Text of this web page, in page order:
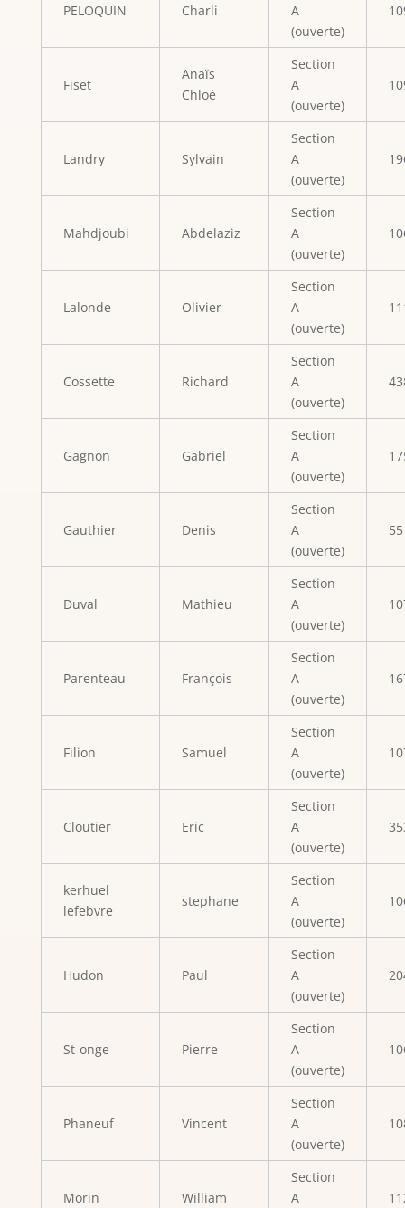
PELOQUIN Charli
A
(ouverte)
Fiset
Anaïs
Chloé
Section
A
(ouverte)
Landry Sylvain
Section
A
(ouverte)
Mahdjoubi Abdelaziz
Section
A
(ouverte)
Lalonde Olivier
Section
A
(ouverte)
Cossette Richard
Section
A
(ouverte)
Gagnon Gabriel
Section
A
(ouverte)
Gauthier Denis
Section
A
(ouverte)
Duval Mathieu
Section
A
(ouverte)
Parenteau François
Section
A
(ouverte)
Filion Samuel
Section
A
(ouverte)
Cloutier Eric
Section
A
(ouverte)
kerhuel
lefebvre
stephane
Section
A
(ouverte)
Hudon Paul
Section
A
(ouverte)
St-onge Pierre
Section
A
(ouverte)
Phaneuf Vincent
Section
A
(ouverte)
Morin William
Section
A